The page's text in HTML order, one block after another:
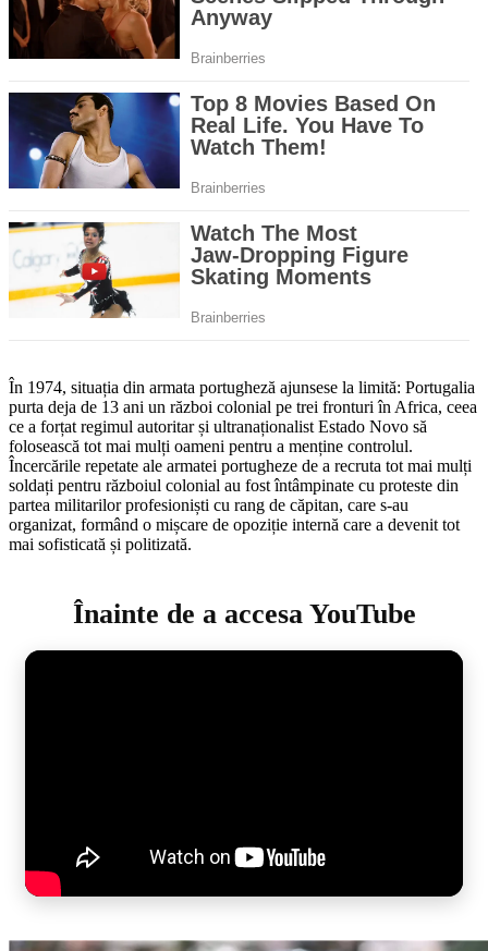
În 1974, situația din armata portugheză ajunsese la limită: Portugalia
purta deja de 13 ani un război colonial pe trei fronturi în Africa, ceea
ce a forțat regimul autoritar și ultranaționalist Estado Novo să
folosească tot mai mulți oameni pentru a menține controlul.
Încercările repetate ale armatei portugheze de a recruta tot mai mulți
soldați pentru războiul colonial au fost întâmpinate cu proteste din
partea militarilor profesioniști cu rang de căpitan, care s-au
organizat, formând o mișcare de opoziție internă care a devenit tot
mai sofisticată și politizată.
Înainte de a accesa YouTube